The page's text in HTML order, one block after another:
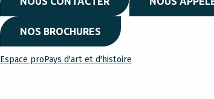
NOS BROCHURES
Espace proPays d'art et d'histoire